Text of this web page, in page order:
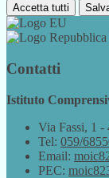
Accetta tutti
Contatti
Istituto
Via Fassi, 1
Tel: 059/
Email:
PEC: